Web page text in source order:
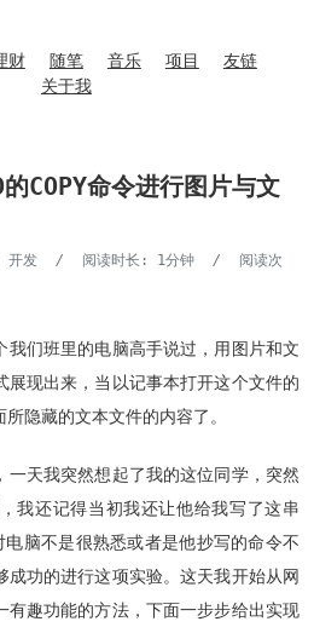
财 随笔 音乐 项目
友链
关于我
COPY命令进行图片与文
开发 / 阅读时长: 1分钟 /
阅读次
我们班里的电脑高手说过，用图片和文
展现出来，当以记事本打开这个文件的
隐藏的文本文件的内容了。
一天我突然想起了我的这位同学，突然
我还记得当初我还让他给我写了这串
电脑不是很熟悉或者是他抄写的命令不
成功的进行这项实验。这天我开始从网
有趣功能的方法，下面一步步给出实现